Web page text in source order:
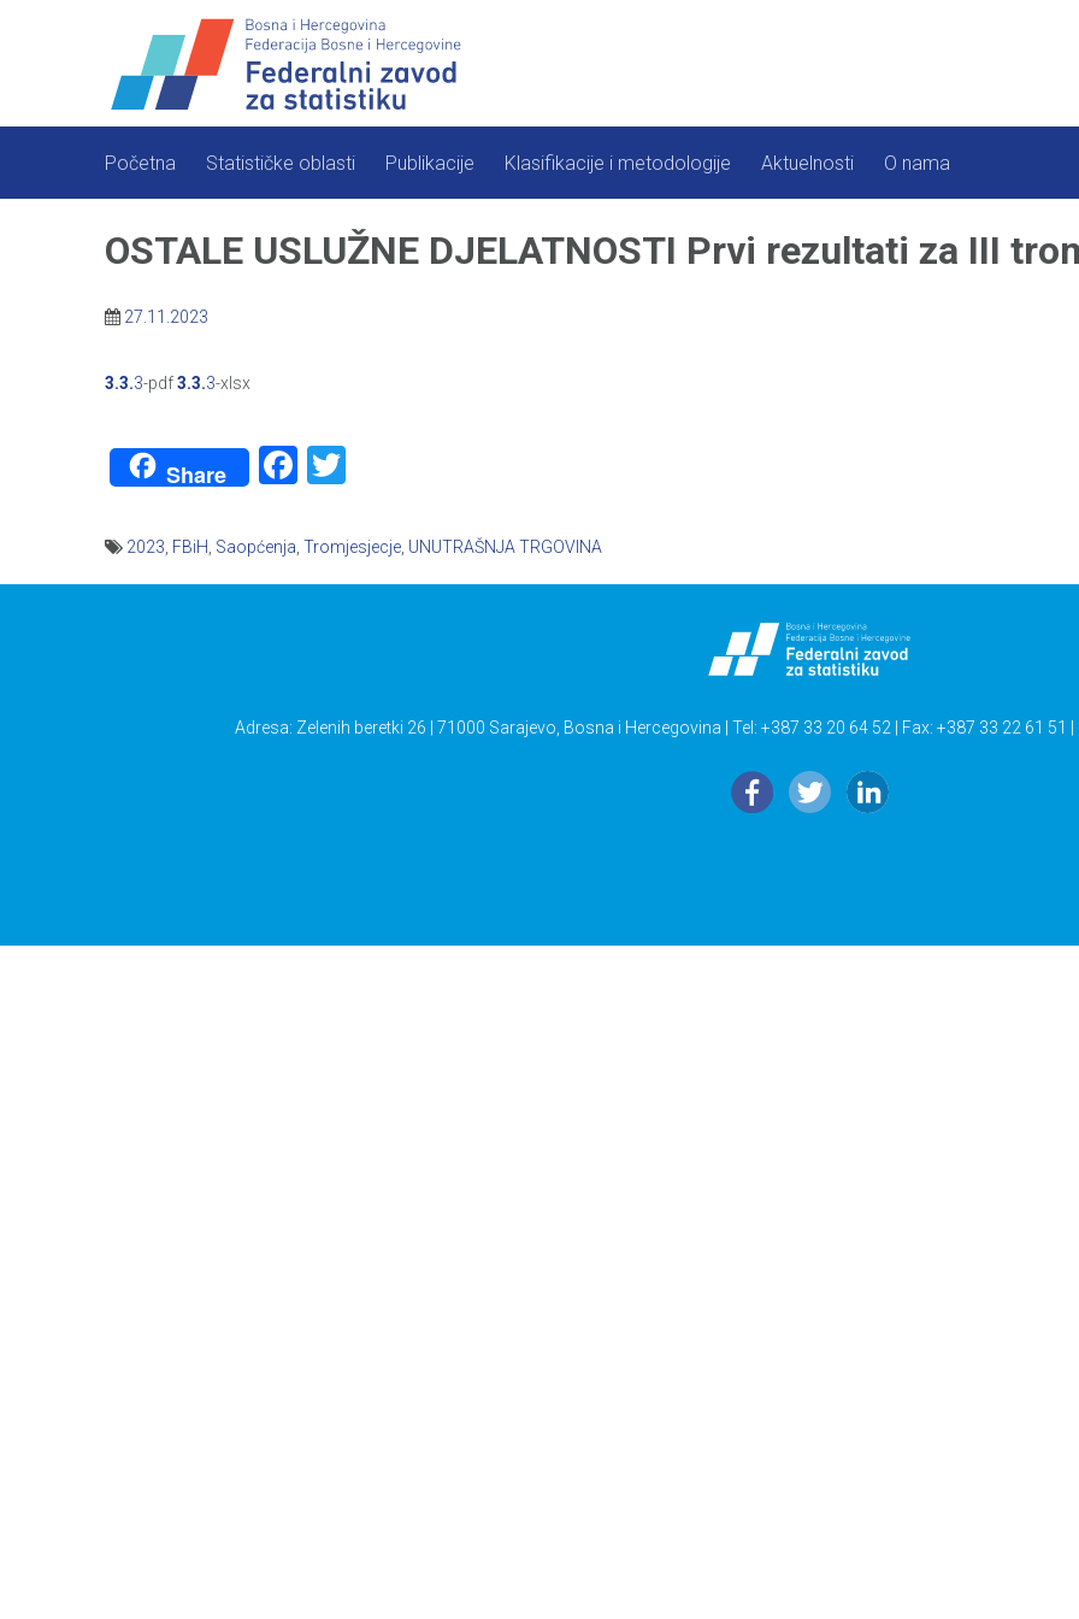
Početna Statističke oblasti Publikacije Klasifikacije i metodologije Aktuelnosti O nama
OSTALE USLUŽNE DJELATNOSTI Prvi rezultati za III
27.11.2023
3.3.3-pdf3.3.3-xlsx
Share Facebook
2023 FBiH Saopćenja Tromjesjecje UNUTRAŠNJA TRGOVINA
Adresa: Zelenih beretki 26 | 71000 Sarajevo, Bosna i Hercegovina | Tel: +387 33 20 64 52 | Fax: +387 33 22 61 51 |